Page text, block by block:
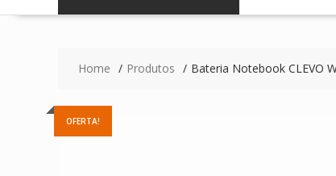
Home Produtos Bateria Notebook CLEVO
OFERTA!